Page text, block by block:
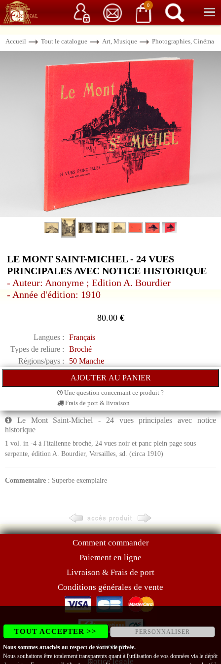
0
Service client 06 15 37 15 37 Librairie de livres anciens & rares
Accueil Tout le catalogue Art, Musique Photographies, Cinéma
LE MONT SAINT-MICHEL - 24 VUES
PRINCIPALES AVEC NOTICE HISTORIQUE
- Auteur: Anonyme ; Edition A. Bourdier
- Année d'édition: 1910
80.00€
Langues :
Français
Types de reliure :
Broché
Régions/pays :
50 Manche
Une question concernant ce produit ?
Frais de port & livraison
Le Mont Saint-Michel - 24 vues principales avec notice
historique
1 vol. in -4 à l'italienne broché, 24 vues noir et panc plein page sous
serpente, édition A. Bourdier, Versailles, sd. (circa 1910)
Commentaire : Superbe exemplaire
Comment commander
Paiement en ligne
Livraison & Frais de port
Conditions générales de vente
Contact
Notice légale
TOUT ACCEPTER >> PERSONNALISER
Nous sommes attachés au respect de votre vie privée.
Nous souhaitons être totalement transparents quant à l'utilisation de vos données via le dépôt